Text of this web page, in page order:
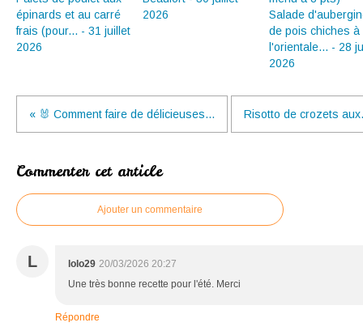
épinards et au carré
frais (pour... - 31 juillet
2026
2026
Salade
de pois chiches à
l'orientale... - 28
2026
« 🐰 Comment faire de délicieuses... Risotto de crozets
Commenter cet article
Ajouter un commentaire
L lolo29 20/03/2026 20:27
Une très bonne recette pour l'été. Merci
Répondre